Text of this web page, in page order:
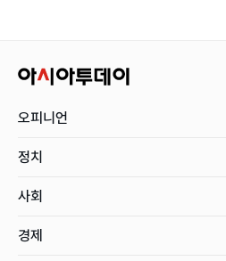
오피니언
정치
사회
경제